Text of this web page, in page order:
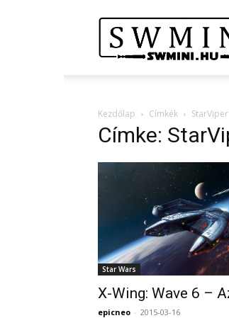
Wars
Miniatures
Portál
Kezdőlap Címkék StarViper
Címke:
Star Wars
X-Wing: Wave 6 –
epicneo - 2015-03-16